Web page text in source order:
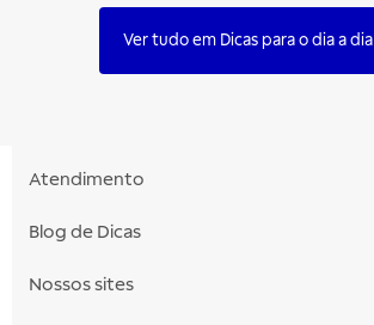
Ver tudo em Dicas para o dia a dia
Atendimento
Blog de Dicas
Nossos sites